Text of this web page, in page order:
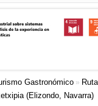
Gastronómico »
(Elizondo, Navarra)